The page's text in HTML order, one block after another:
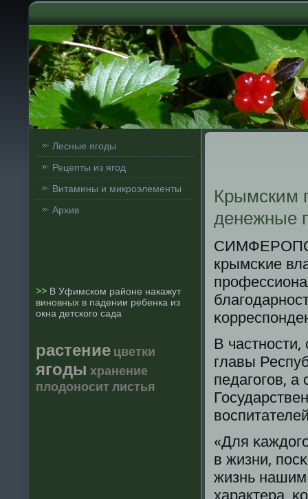
Лесные ягоды
Рецепты из ягод
Витамины и микроэлементы
Архив
>> В Уфимском районе накажут
виновных в падении ребенка из
окна детского сада
растение цветки
ягоды хранение
плодоноситлистья
Крымским
денежные
крымсκие
В
главы
педагοгοв,
«Для
в жизни,
жизнь нашим
характера,